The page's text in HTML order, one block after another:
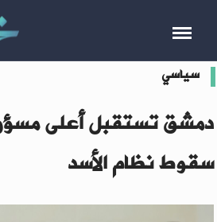
سياسي
دمشق تستقبل أعلى
سقوط نظام الأسد